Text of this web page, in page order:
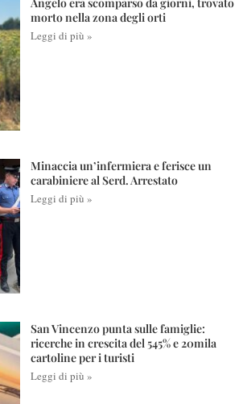
morto nella zona degli orti
Leggi di più »
Minaccia un’infermiera e ferisce un
carabiniere al Serd. Arrestato
Leggi di più »
San Vincenzo punta sulle famiglie:
ricerche in crescita del 545% e 20mila
cartoline per i turisti
Leggi di più »